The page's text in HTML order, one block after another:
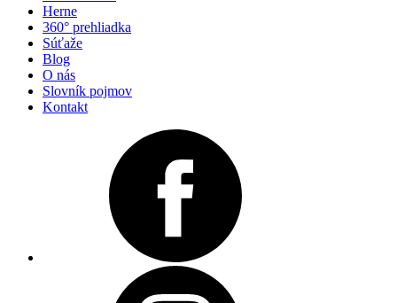
Herne
360° prehliadka
Súťaže
Blog
O nás
Slovník pojmov
Kontakt